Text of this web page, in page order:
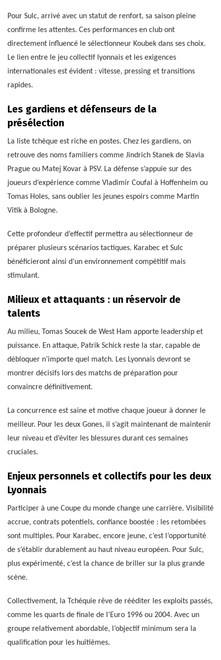
Pour Sulc, arrivé avec un statut de renfort, sa saison pleine
confirme les attentes. Ces performances en club ont
directement influencé le sélectionneur Koubek dans ses choix.
Le lien entre le jeu collectif lyonnais et les exigences
internationales est évident : vitesse, pressing et transitions
rapides.
Les gardiens et défenseurs de la
présélection
La liste tchèque est riche en postes. Chez les gardiens, on
retrouve des noms familiers comme Jindrich Stanek de Slavia
Prague ou Matej Kovar à PSV. La défense s’appuie sur des
joueurs d’expérience comme Vladimir Coufal à Hoffenheim ou
Tomas Holes, sans oublier les jeunes espoirs comme Martin
Vitik à Bologne.
Cette profondeur d’effectif permettra au sélectionneur de
préparer plusieurs scénarios tactiques. Karabec et Sulc
bénéficieront ainsi d’un environnement compétitif mais
stimulant.
Milieux et attaquants : un réservoir de
talents
Au milieu, Tomas Soucek de West Ham apporte leadership et
puissance. En attaque, Patrik Schick reste la star, capable de
débloquer n’importe quel match. Les Lyonnais devront se
montrer décisifs lors des matchs de préparation pour
convaincre définitivement.
La concurrence est saine et motive chaque joueur à donner le
meilleur. Pour les deux Gones, il s’agit maintenant de maintenir
leur niveau et d’éviter les blessures durant ces semaines
cruciales.
Enjeux personnels et collectifs pour les deux
Lyonnais
Participer à une Coupe du monde change une carrière. Visibilité
accrue, contrats potentiels, confiance boostée : les retombées
sont multiples. Pour Karabec, encore jeune, c’est l’opportunité
de s’établir durablement au haut niveau européen. Pour Sulc,
plus expérimenté, c’est la chance de briller sur la plus grande
scène.
Collectivement, la Tchéquie rêve de rééditer les exploits passés,
comme les quarts de finale de l’Euro 1996 ou 2004. Avec un
groupe relativement abordable, l’objectif minimum sera la
qualification pour les huitièmes.